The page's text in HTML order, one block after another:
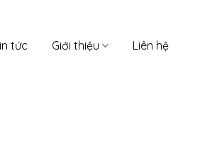
tức Giới thiệu Liên hệ